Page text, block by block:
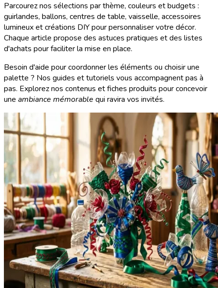
Parcourez nos sélections par thème, couleurs et budgets :
guirlandes, ballons, centres de table, vaisselle, accessoires
lumineux et créations DIY pour personnaliser votre décor.
Chaque article propose des astuces pratiques et des listes
d'achats pour faciliter la mise en place.
Besoin d'aide pour coordonner les éléments ou choisir une
palette ? Nos guides et tutoriels vous accompagnent pas à
pas. Explorez nos contenus et fiches produits pour concevoir
une ambiance mémorable qui ravira vos invités.